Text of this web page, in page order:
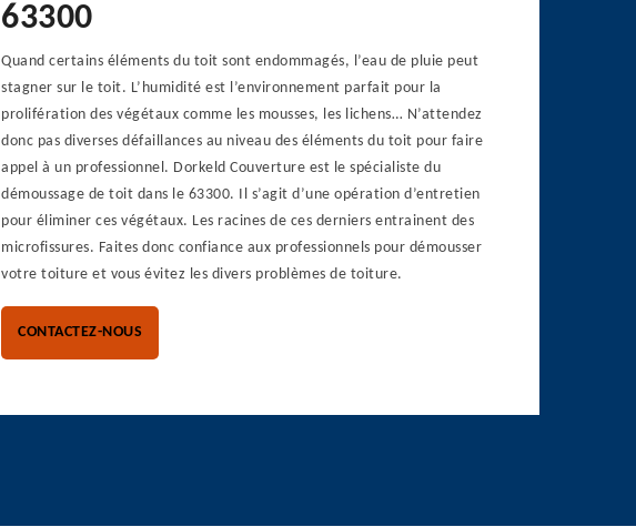
63300
Quand certains éléments du toit sont endommagés, l’eau de pluie peut
stagner sur le toit. L’humidité est l’environnement parfait pour la
prolifération des végétaux comme les mousses, les lichens… N’attendez
donc pas diverses défaillances au niveau des éléments du toit pour faire
appel à un professionnel. Dorkeld Couverture est le spécialiste du
démoussage de toit dans le 63300. Il s’agit d’une opération d’entretien
pour éliminer ces végétaux. Les racines de ces derniers entrainent des
microfissures. Faites donc confiance aux professionnels pour démousser
votre toiture et vous évitez les divers problèmes de toiture.
CONTACTEZ-NOUS